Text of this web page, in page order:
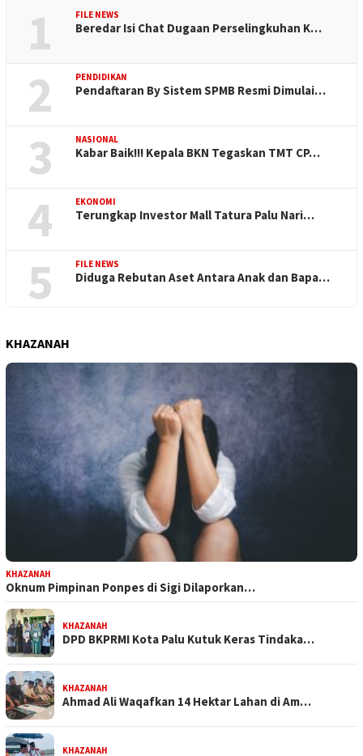
1 FILE NEWS
Beredar Isi Chat Dugaan Perselingkuhan K…
2 PENDIDIKAN
Pendaftaran By Sistem SPMB Resmi Dimulai…
3 NASIONAL
Kabar Baik!!! Kepala BKN Tegaskan TMT CP…
4 EKONOMI
Terungkap Investor Mall Tatura Palu Nari…
5 FILE NEWS
Diduga Rebutan Aset Antara Anak dan Bapa…
KHAZANAH
KHAZANAH
Oknum Pimpinan Ponpes di Sigi Dilaporkan…
KHAZANAH
DPD BKPRMI Kota Palu Kutuk Keras Tindaka…
KHAZANAH
Ahmad Ali Waqafkan 14 Hektar Lahan di Am…
KHAZANAH